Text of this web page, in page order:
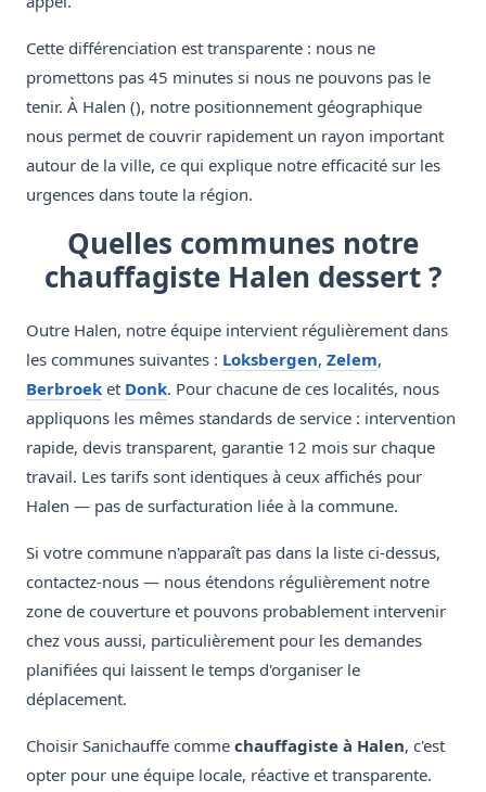
Cette différenciation est transparente : nous ne
promettons pas 45 minutes si nous ne pouvons pas le
tenir. À Halen (), notre positionnement géographique
nous permet de couvrir rapidement un rayon important
autour de la ville, ce qui explique notre efficacité sur les
urgences dans toute la région.
Quelles communes notre
chauffagiste Halen dessert ?
Outre Halen, notre équipe intervient régulièrement dans
les communes suivantes : Loksbergen, Zelem,
Berbroek et Donk. Pour chacune de ces localités, nous
appliquons les mêmes standards de service : intervention
rapide, devis transparent, garantie 12 mois sur chaque
travail. Les tarifs sont identiques à ceux affichés pour
Halen — pas de surfacturation liée à la commune.
Si votre commune n'apparaît pas dans la liste ci-dessus,
contactez-nous — nous étendons régulièrement notre
zone de couverture et pouvons probablement intervenir
chez vous aussi, particulièrement pour les demandes
planifiées qui laissent le temps d'organiser le
déplacement.
Choisir Sanichauffe comme chauffagiste à Halen, c'est
opter pour une équipe locale, réactive et transparente.